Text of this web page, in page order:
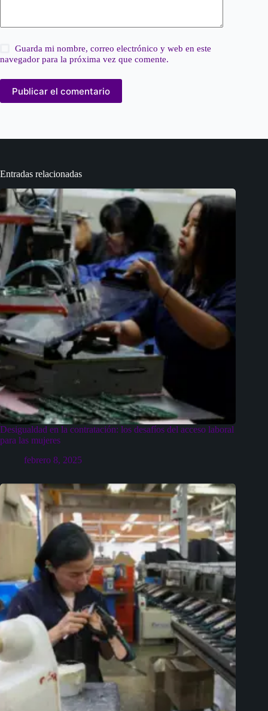
Guarda mi nombre, correo electrónico y web en este
navegador para la próxima vez que comente.
Publicar el comentario
Entradas relacionadas
Desigualdad en la contratación: los desafíos del acceso laboral
para las mujeres
febrero 8, 2025